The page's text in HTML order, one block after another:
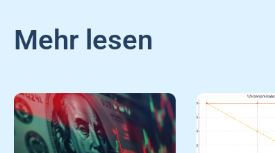
Mehr lesen